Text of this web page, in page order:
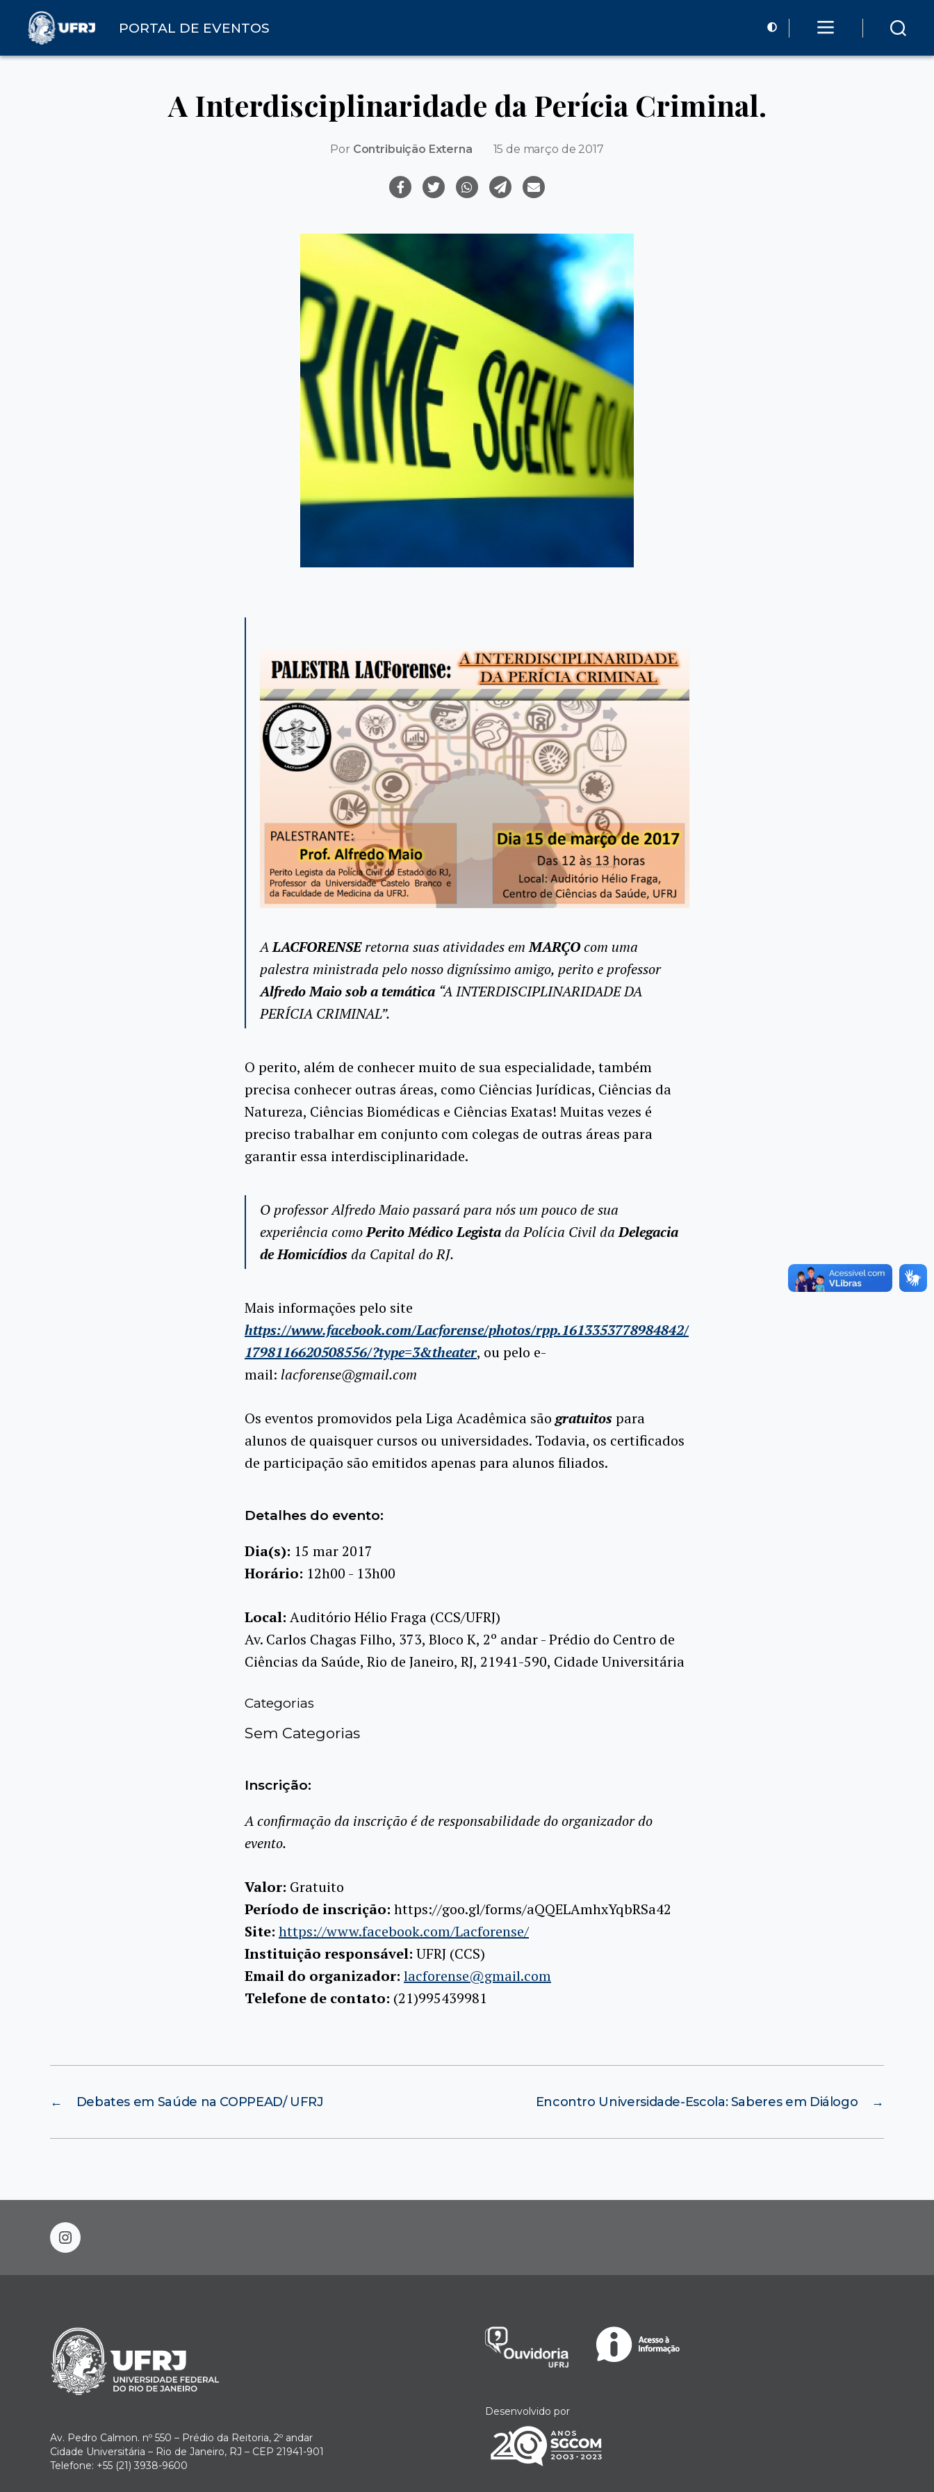
PORTAL DE EVENTOS
A Interdisciplinaridade da Perícia Criminal.
Por Contribuição Externa 15 de março de 2017
ALACFORENSEretorna suas atividades emMARÇOcom uma
palestra ministrada pelo nosso digníssimo amigo, perito e professor
Alfredo Maio sob a temática “A INTERDISCIPLINARIDADE DA
PERÍCIA CRIMINAL”.
O perito, além de conhecer muito de sua especialidade, também
precisa conhecer outras áreas, como Ciências Jurídicas, Ciências da
Natureza, Ciências Biomédicas e Ciências Exatas! Muitas vezes é
preciso trabalhar em conjunto com colegas de outras áreas para
garantir essa interdisciplinaridade.
O professor Alfredo Maio passará para nós um pouco de sua
experiência comoPerito Médico Legista da Polícia Civil daDelegacia
de Homicídios da Capital do RJ.
Mais informações pelo site
https://www.facebook.com/Lacforense/photos/rpp.1613353778984842/
1798116620508556/?type=3&theater, ou pelo e-
mail: lacforense@gmail.com
Os eventos promovidos pela Liga Acadêmica são gratuitospara
alunos de quaisquer cursos ou universidades. Todavia, os certificados
de participação são emitidos apenas para alunos filiados.
Detalhes do evento:
Dia(s): 15 mar 2017
Horário: 12h00 - 13h00
Local: Auditório Hélio Fraga (CCS/UFRJ)
Av. Carlos Chagas Filho, 373, Bloco K, 2º andar - Prédio do Centro de
Ciências da Saúde, Rio de Janeiro, RJ, 21941-590, Cidade Universitária
Categorias
Sem Categorias
Inscrição:
A confirmação da inscrição é de responsabilidade do organizador do
evento.
Valor: Gratuito
Período de inscrição: https://goo.gl/forms/aQQELAmhxYqbRSa42
Site: https://www.facebook.com/Lacforense/
Instituição responsável: UFRJ (CCS)
Email do organizador: lacforense@gmail.com
Telefone de contato: (21)995439981
← Debates em Saúde na COPPEAD/ UFRJ →
Encontro Universidade-Escola: Saberes em Diálogo
instagram
Av. Pedro Calmon. nº 550 – Prédio da Reitoria, 2º andar
Cidade Universitária – Rio de Janeiro, RJ – CEP 21941-901
Telefone: +55 (21) 3938-9600
Desenvolvido por